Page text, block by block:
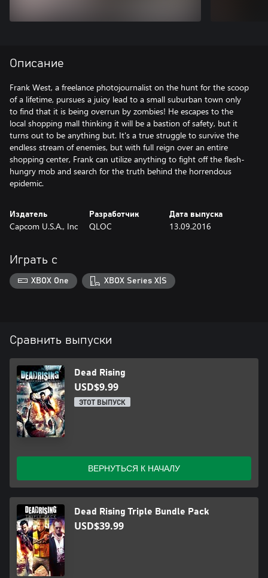
Описание
Frank West, a freelance photojournalist on the hunt for the scoop
of a lifetime, pursues a juicy lead to a small suburban town only
to find that it is being overrun by zombies! He escapes to the
local shopping mall thinking it will be a bastion of safety, but it
turns out to be anything but. It's a true struggle to survive the
endless stream of enemies, but with full reign over an entire
shopping center, Frank can utilize anything to fight off the flesh-
hungry mob and search for the truth behind the horrendous
epidemic.
Издатель
Capcom U.S.A., Inc
Разработчик
QLOC
Дата выпуска
13.09.2016
Играть с
XBOX One XBOX Series X|S
Сравнить выпуски
Dead Rising
USD$9.99
ЭТОТ ВЫПУСК
ВЕРНУТЬСЯ К НАЧАЛУ
Dead Rising Triple Bundle Pack
USD$39.99